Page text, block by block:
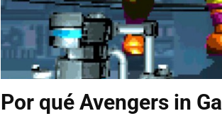
Por qué Avengers in